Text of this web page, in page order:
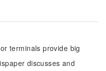
terminals provide big
discusses and